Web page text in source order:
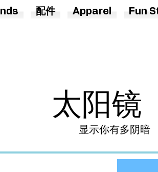
太阳镜
显示你有多阴暗
配件 Apparel Fun